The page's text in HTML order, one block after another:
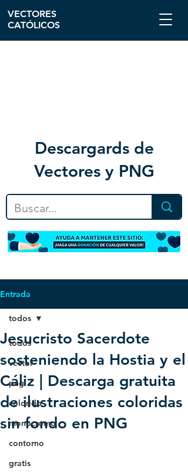
Descargards de
Vectores y PNG
VECTORES
CATÓLICOS
Entrada
todos
vector
png
colorido
monocromo
contorno
gratis
todos
Jesucristo Sacerdote
sosteniendo la Hostia y el
Cáliz | Descarga gratuita
de ilustraciones coloridas
sin fondo en PNG